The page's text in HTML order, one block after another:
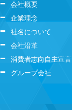
会社概要
企業理念
社名について
会社沿革
消費者志向自主宣言
グループ会社